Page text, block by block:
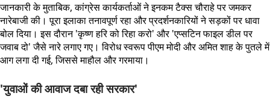
जानकारी के मुताबिक, कांग्रेस कार्यकर्ताओं ने इनकम टैक्स चौराहे पर जमकर
नारेबाजी की। पूरा इलाका तनावपूर्ण रहा और प्रदर्शनकारियों ने सड़कों पर धावा
बोल दिया। इस दौरान 'कृष्ण हरि को रिहा करो' और 'एप्सटिन फाइल डील पर
जवाब दो' जैसे नारे लगाए गए। विरोध स्वरूप पीएम मोदी और अमित शाह के पुतले में
आग लगा दी गई, जिससे माहौल और गरमाया।
'युवाओं की आवाज दबा रही सरकार'